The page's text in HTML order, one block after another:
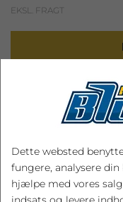
EKSL. FRAGT
RELATEREDE
Dette websted
fungere, analysere
hjælpe med vores
indsats og levere